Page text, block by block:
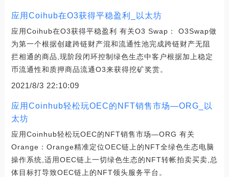
应用Coihub在O3获得平稳盈利_以太坊
应用Coihub在O3获得平稳盈利 有关O3 Swap： O3Swap做
为第一个根据创建跨链财产混和流通性池完成跨链财产无阻
拦相通的商品,现阶段闭环控制绿色生态中客户根据加上稳定
币流通性和质押商品流通O3来获得挖矿奖赏。
2021/8/3 22:10:09
应用Coinhub轻松玩OEC的NFT销售市场—ORG_以
太坊
应用Coinhub轻松玩OEC的NFT销售市场—ORG 有关
Orange：Orange精准定位OEC链上的NFT全绿色生态电脑
操作系统,适用OEC链上一切绿色生态的NFT转帐拍卖买卖,总
体目标打导致OEC链上的NFT领头服务平台。